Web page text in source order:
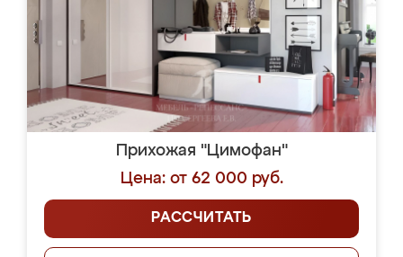
Прихожая "Цимофан"
Цена: от 62 000 руб.
РАССЧИТАТЬ